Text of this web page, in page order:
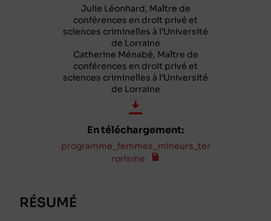
Julie Léonhard, Maître de
conférences en droit privé et
sciences criminelles à l’Université
de Lorraine
Catherine Ménabé, Maître de
conférences en droit privé et
sciences criminelles à l’Université
de Lorraine
En téléchargement:
programme_femmes_mineurs_ter
rorisme
RÉSUMÉ